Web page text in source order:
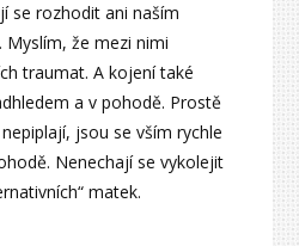
se rozhodit ani naším
že mezi nimi
traumat. A kojení také
a v pohodě. Prostě
jsou se vším rychle
Nenechají se vykolejit
matek.